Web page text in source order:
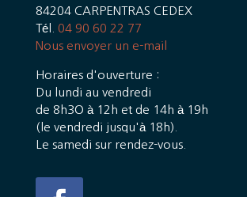
84204 CARPENTRAS CEDEX
Tél. 04 90 60 22 77
Nous envoyer un e-mail
Horaires d'ouverture :
Du lundi au vendredi
de 8h3O à 12h et de 14h à 19h
(le vendredi jusqu'à 18h).
Le samedi sur rendez-vous.